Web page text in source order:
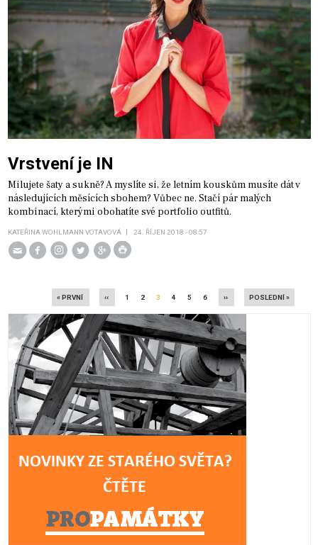
Vrstvení je IN
Milujete šaty a sukně? A myslíte si, že letním kouskům musíte dát v
následujících měsících sbohem? Vůbec ne. Stačí pár malých
kombinací, kterými obohatíte své portfolio outfitů.
KATEŘINA WOHLMANN VOTAVOVÁ 24. ŘÍJEN 2018 - 08:57
PaginationFIRST
PAGE
« PRVNÍ
PŘEDCHOZÍ
STRÁNKA
‹‹ PAGE
1 PAGE
2
AKTUÁLNÍ
STRÁNKA
3 PAGE
4 PAGE
5 PAGE
6
NÁSLEDUJÍCÍ
STRÁNKA
››
LAST
PAGE
POSLEDNÍ »